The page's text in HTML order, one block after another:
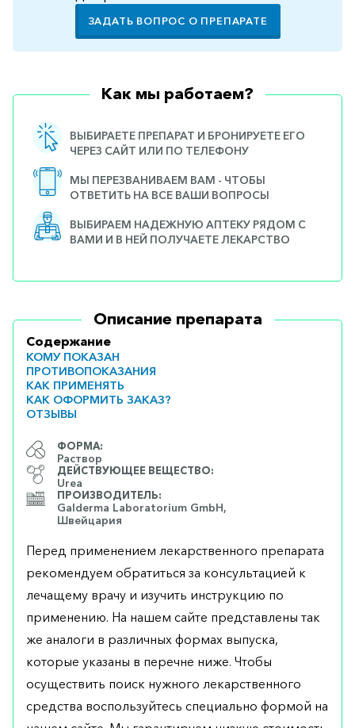
ЗАДАТЬ ВОПРОС О ПРЕПАРАТЕ
Как мы работаем?
ВЫБИРАЕТЕ ПРЕПАРАТ И БРОНИРУЕТЕ ЕГО
ЧЕРЕЗ САЙТ ИЛИ ПО ТЕЛЕФОНУ
МЫ ПЕРЕЗВАНИВАЕМ ВАМ - ЧТОБЫ
ОТВЕТИТЬ НА ВСЕ ВАШИ ВОПРОСЫ
ВЫБИРАЕМ НАДЕЖНУЮ АПТЕКУ РЯДОМ С
ВАМИ И В НЕЙ ПОЛУЧАЕТЕ ЛЕКАРСТВО
Описание препарата
Содержание
КОМУ ПОКАЗАН
ПРОТИВОПОКАЗАНИЯ
КАК ПРИМЕНЯТЬ
КАК ОФОРМИТЬ ЗАКАЗ?
ОТЗЫВЫ
ФОРМА:
Раствор
ДЕЙСТВУЮЩЕЕ ВЕЩЕСТВО:
Urea
ПРОИЗВОДИТЕЛЬ:
Galderma Laboratorium GmbH,
Швейцария
Перед применением лекарственного препарата
рекомендуем обратиться за консультацией к
лечащему врачу и изучить инструкцию по
применению. На нашем сайте представлены так
же аналоги в различных формах выпуска,
которые указаны в перечне ниже. Чтобы
осуществить поиск нужного лекарственного
средства воспользуйтесь специально формой на